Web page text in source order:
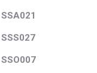
SSA021
SSS027
SSO007